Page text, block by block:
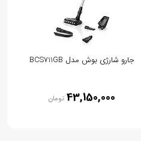
جارو شارژی بوش مدل BCS711GB
43,150,000 تومان